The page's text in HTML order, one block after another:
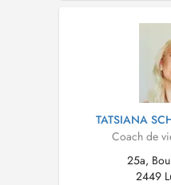
compte vraiment
plus de sérénité et de
TATSIANA
Coach de
25a,
2449